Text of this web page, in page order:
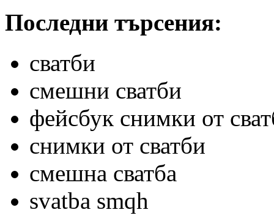
Последни търсения:
сватби
смешни сватби
фейсбук снимки от
снимки от сватби
смешна сватба
svatba smqh